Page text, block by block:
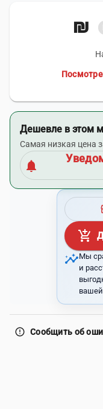
Дешевле в этом
Самая низкая цена
notifications
add_shopping_cart
insightsМы
и
error_outline Сообщить об